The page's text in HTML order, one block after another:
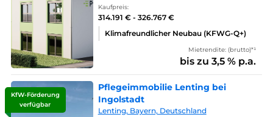
Kaufpreis:
314.191 € - 326.767 €
Klimafreundlicher Neubau (KFWG-Q+)
Mietrendite: (brutto)*¹
bis zu 3,5 % p.a.
KfW-Förderung
verfügbar
Pflegeimmobilie Lenting bei
Ingolstadt
Lenting, Bayern, Deutschland